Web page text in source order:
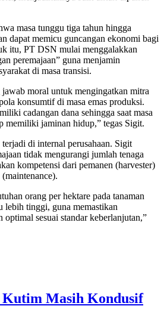
masa tunggu tiga tahun hingga
dapat memicu guncangan ekonomi bagi
itu, PT DSN mulai menggalakkan
peremajaan” guna menjamin
di masa transisi.
moral untuk mengingatkan mitra
konsumtif di masa emas produksi.
cadangan dana sehingga saat masa
memiliki jaminan hidup,” tegas Sigit.
di internal perusahaan. Sigit
tidak mengurangi jumlah tenaga
kompetensi dari pemanen (harvester)
orang per hektare pada tanaman
lebih tinggi, guna memastikan
sesuai standar keberlanjutan,”
Masih Kondusif